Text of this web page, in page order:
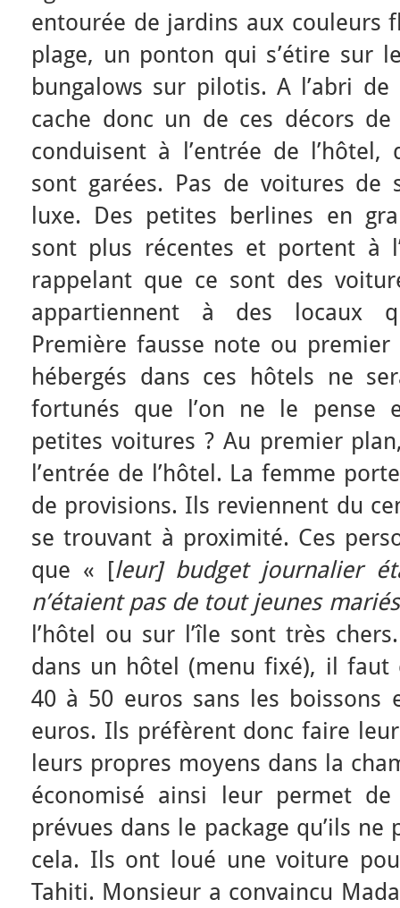
entourée de jardins aux couleurs
plage, un ponton qui s’étire sur
bungalows sur pilotis. A l’abri
cache donc un de ces décors
conduisent à l’entrée de l’hôtel,
sont garées. Pas de voitures
luxe. Des petites berlines en
sont plus récentes et portent à
rappelant que ce sont des
appartiennent à des locaux
Première fausse note ou premier
hébergés dans ces hôtels ne
fortunés que l’on ne le pense
petites voitures ? Au premier
l’entrée de l’hôtel. La femme
de provisions. Ils reviennent du
se trouvant à proximité. Ces
que « [leur] budget journalier
n’étaient pas de tout jeunes
l’hôtel ou sur l’île sont très
dans un hôtel (menu fixé), il
40 à 50 euros sans les
euros. Ils préfèrent donc faire
leurs propres moyens dans la
économisé ainsi leur permet
prévues dans le package qu’ils
cela. Ils ont loué une voiture
Tahiti. Monsieur a convaincu